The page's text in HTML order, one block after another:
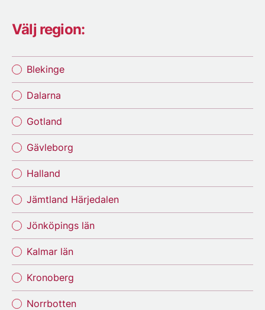
Välj region:
Blekinge
Dalarna
Gotland
Gävleborg
Halland
Jämtland Härjedalen
Jönköpings län
Kalmar län
Kronoberg
Norrbotten